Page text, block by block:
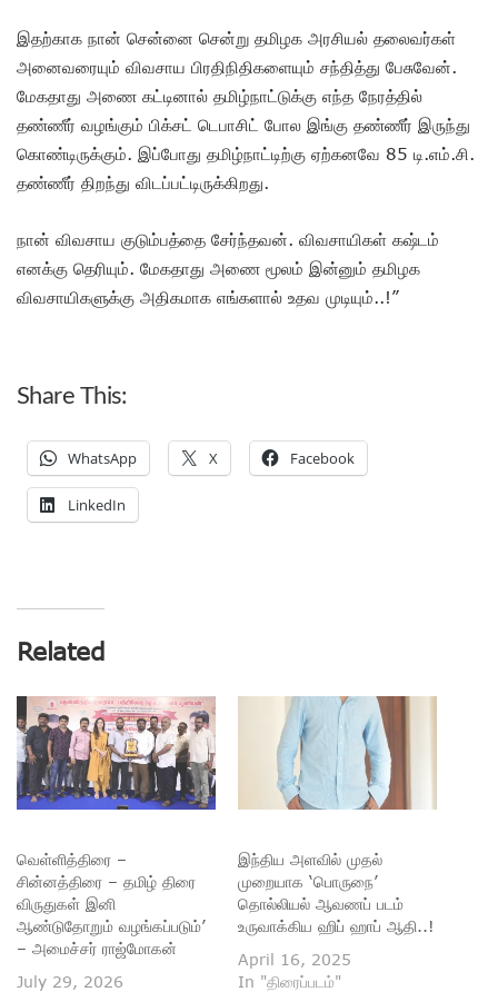
இதற்காக நான் சென்னை சென்று தமிழக அரசியல் தலைவர்கள்
அனைவரையும் விவசாய பிரதிநிதிகளையும் சந்தித்து பேசுவேன்.
மேகதாது அணை கட்டினால் தமிழ்நாட்டுக்கு எந்த நேரத்தில்
தண்ணீர் வழங்கும் பிக்சட் டெபாசிட் போல இங்கு தண்ணீர் இருந்து
கொண்டிருக்கும். இப்போது தமிழ்நாட்டிற்கு ஏற்கனவே 85 டி.எம்.சி.
தண்ணீர் திறந்து விடப்பட்டிருக்கிறது.
நான் விவசாய குடும்பத்தை சேர்ந்தவன். விவசாயிகள் கஷ்டம்
எனக்கு தெரியும். மேகதாது அணை மூலம் இன்னும் தமிழக
விவசாயிகளுக்கு அதிகமாக எங்களால் உதவ முடியும்..!”
Share This:
WhatsApp X Facebook
LinkedIn
Related
வெள்ளித்திரை –
சின்னத்திரை – தமிழ் திரை
விருதுகள் இனி
ஆண்டுதோறும் வழங்கப்படும்’
– அமைச்சர் ராஜ்மோகன்
July 29, 2026
இந்திய அளவில் முதல்
முறையாக ‘பொருநை’
தொல்லியல் ஆவணப் படம்
உருவாக்கிய ஹிப் ஹாப் ஆதி..!
April 16, 2025
In "திரைப்படம்"